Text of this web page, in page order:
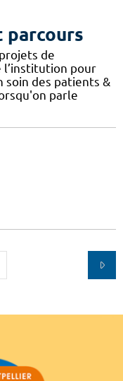
parcours
de
l’institution pour
soin des patients &
parle